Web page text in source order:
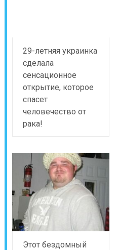
29-летняя украинка
сделала
сенсационное
открытие, которое
спасет
человечество от
рака!
Этот бездомный